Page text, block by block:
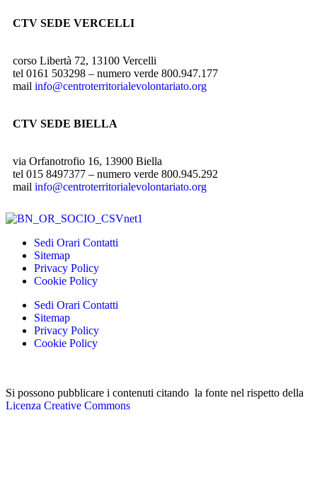
CTV SEDE VERCELLI
corso Libertà 72, 13100 Vercelli
tel 0161 503298 – numero verde 800.947.177
mail info@centroterritorialevolontariato.org
CTV SEDE BIELLA
via Orfanotrofio 16, 13900 Biella
tel 015 8497377 – numero verde 800.945.292
mail info@centroterritorialevolontariato.org
Sedi Orari Contatti
Sitemap
Privacy Policy
Cookie Policy
Sedi Orari Contatti
Sitemap
Privacy Policy
Cookie Policy
Si possono pubblicare i contenuti citando la fonte nel rispetto della
Licenza Creative Commons